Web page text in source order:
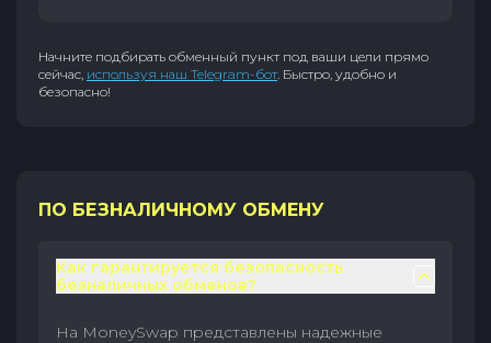
Начните подбирать обменный пункт под ваши цели прямо
сейчас, используя наш Telegram-бот. Быстро, удобно и
безопасно!
ПО БЕЗНАЛИЧНОМУ ОБМЕНУ
Как гарантируется безопасность
безналичных обменов?
На MoneySwap представлены надежные